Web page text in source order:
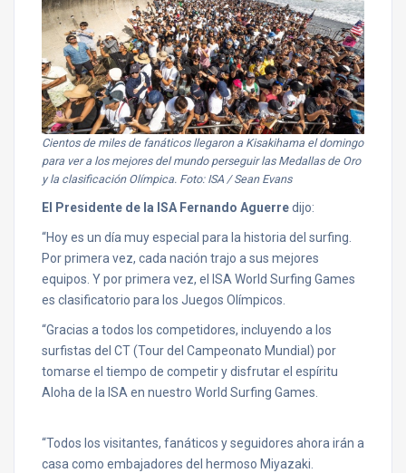
Cientos de miles de fanáticos llegaron a Kisakihama el domingo
para ver a los mejores del mundo perseguir las Medallas de Oro
y la clasificación Olímpica. Foto: ISA / Sean Evans
El Presidente de la ISA Fernando Aguerredijo:
“Hoy es un día muy especial para la historia del surfing.
Por primera vez, cada nación trajo a sus mejores
equipos. Y por primera vez, el ISA World Surfing Games
es clasificatorio para los Juegos Olímpicos.
“Gracias a todos los competidores, incluyendo a los
surfistas del CT (Tour del Campeonato Mundial) por
tomarse el tiempo de competir y disfrutar el espíritu
Aloha de la ISA en nuestro World Surfing Games.
“Todos los visitantes, fanáticos y seguidores ahora irán a
casa como embajadores del hermoso Miyazaki.